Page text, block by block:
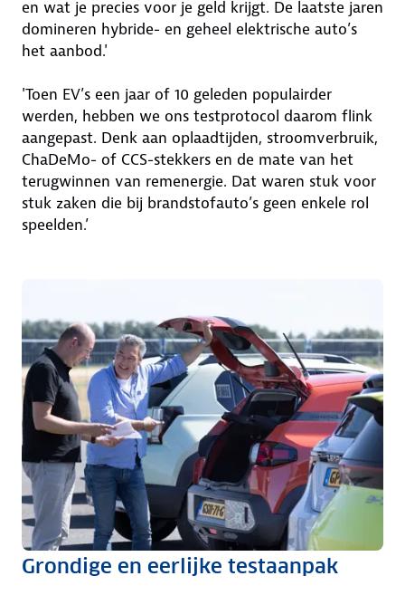
en wat je precies voor je geld krijgt. De laatste jaren
domineren hybride- en geheel elektrische auto’s
het aanbod.'
'Toen EV’s een jaar of 10 geleden populairder
werden, hebben we ons testprotocol daarom flink
aangepast. Denk aan oplaadtijden, stroomverbruik,
ChaDeMo- of CCS-stekkers en de mate van het
terugwinnen van remenergie. Dat waren stuk voor
stuk zaken die bij brandstofauto’s geen enkele rol
speelden.’
Grondige en eerlijke testaanpak